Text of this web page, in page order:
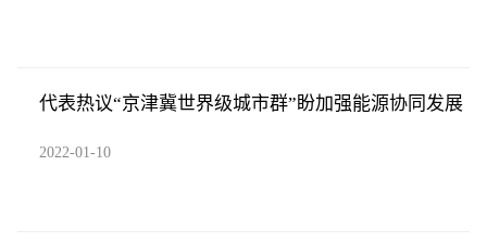
代表热议“京津冀世界级城市群”盼加强能源协同发展
2022-01-10